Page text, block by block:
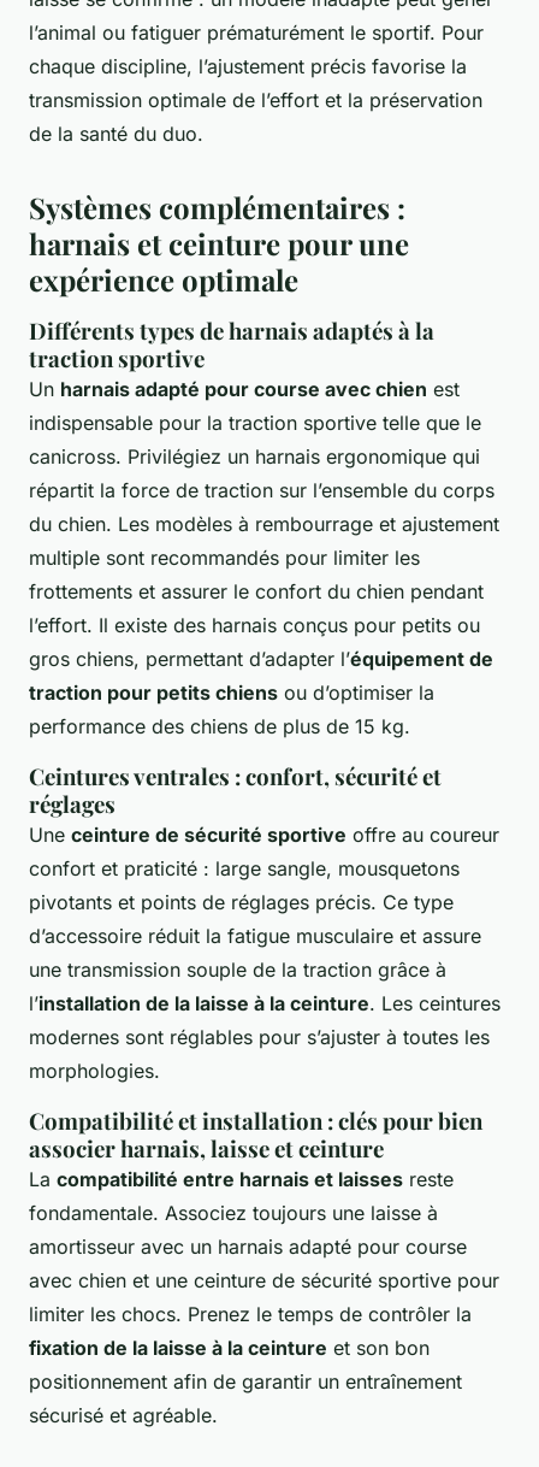
l’animal ou fatiguer prématurément le sportif. Pour
chaque discipline, l’ajustement précis favorise la
transmission optimale de l’effort et la préservation
de la santé du duo.
Systèmes complémentaires :
harnais et ceinture pour une
expérience optimale
Différents types de harnais adaptés à la
traction sportive
Un harnais adapté pour course avec chien est
indispensable pour la traction sportive telle que le
canicross. Privilégiez un harnais ergonomique qui
répartit la force de traction sur l’ensemble du corps
du chien. Les modèles à rembourrage et ajustement
multiple sont recommandés pour limiter les
frottements et assurer le confort du chien pendant
l’effort. Il existe des harnais conçus pour petits ou
gros chiens, permettant d’adapter l’équipement de
traction pour petits chiens ou d’optimiser la
performance des chiens de plus de 15 kg.
Ceintures ventrales : confort, sécurité et
réglages
Une ceinture de sécurité sportive offre au coureur
confort et praticité : large sangle, mousquetons
pivotants et points de réglages précis. Ce type
d’accessoire réduit la fatigue musculaire et assure
une transmission souple de la traction grâce à
l’installation de la laisse à la ceinture. Les ceintures
modernes sont réglables pour s’ajuster à toutes les
morphologies.
Compatibilité et installation : clés pour bien
associer harnais, laisse et ceinture
La compatibilité entre harnais et laisses reste
fondamentale. Associez toujours une laisse à
amortisseur avec un harnais adapté pour course
avec chien et une ceinture de sécurité sportive pour
limiter les chocs. Prenez le temps de contrôler la
fixation de la laisse à la ceinture et son bon
positionnement afin de garantir un entraînement
sécurisé et agréable.